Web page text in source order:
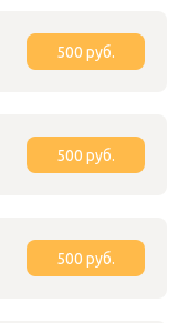
500 руб.
500 руб.
500 руб.